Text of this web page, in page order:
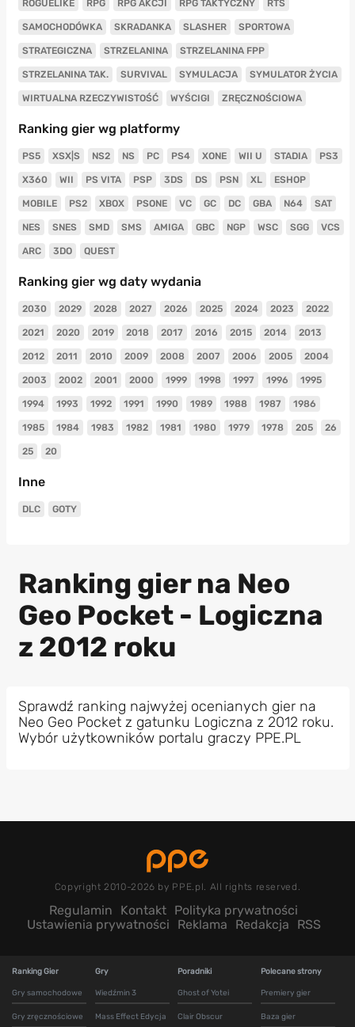
ROGUELIKE RPG RPG AKCJI RPG TAKTYCZNY RTS
SAMOCHODÓWKA SKRADANKA SLASHER SPORTOWA
STRATEGICZNA STRZELANINA STRZELANINA FPP
STRZELANINA TAK. SURVIVAL SYMULACJA SYMULATOR ŻYCIA
WIRTUALNA RZECZYWISTOŚĆ WYŚCIGI ZRĘCZNOŚCIOWA
Ranking gier wg platformy
PS5 XSX|S NS2 NS PC PS4 XONE WII U STADIA PS3
X360 WII PS VITA PSP 3DS DS PSN XL ESHOP
MOBILE PS2 XBOX PSONE VC GC DC GBA N64 SAT
NES SNES SMD SMS AMIGA GBC NGP WSC SGG VCS
ARC 3DO QUEST
Ranking gier wg daty wydania
2030 2029 2028 2027 2026 2025 2024 2023 2022
2021 2020 2019 2018 2017 2016 2015 2014 2013
2012 2011 2010 2009 2008 2007 2006 2005 2004
2003 2002 2001 2000 1999 1998 1997 1996 1995
1994 1993 1992 1991 1990 1989 1988 1987 1986
1985 1984 1983 1982 1981 1980 1979 1978 205 26
25 20
Inne
DLC GOTY
Ranking gier na Neo
Geo Pocket - Logiczna
z 2012 roku
Sprawdź ranking najwyżej ocenianych gier na
Neo Geo Pocket z gatunku Logiczna z 2012 roku.
Wybór użytkowników portalu graczy PPE.PL
Copyright 2010-2026 by PPE.pl. All rights reserved.
Regulamin Kontakt Polityka prywatności
Ustawienia prywatności
Reklama Redakcja RSS
Ranking Gier
Gry samochodowe
Gry zręcznościowe
Gry
Wiedźmin 3
Mass Effect Edycja
Poradniki
Ghost of Yotei
Clair Obscur
Polecane strony
Premiery gier
Baza gier